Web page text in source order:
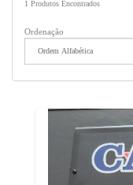
1 Produtos Encontrados
Ordenação